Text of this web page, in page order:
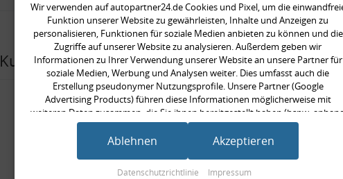
Kunden kauften auch
Wir verwenden auf autopartner24.de Cookies und Pixel, um die
Funktion unserer Website zu gewährleisten, Inhalte und Anzeigen zu
personalisieren, Funktionen für soziale Medien anbieten zu können und die
Zugriffe auf unserer Website zu analysieren. Außerdem geben wir
Informationen zu Ihrer Verwendung unserer Website an unsere Partner für
soziale Medien, Werbung und Analysen weiter. Dies umfasst auch die
Erstellung pseudonymer Nutzungsprofile. Unsere Partner (Google
Advertising Products) führen diese Informationen möglicherweise mit
weiteren Daten zusammen, die Sie ihnen bereitgestellt haben (bspw.
eines persönlichen Accounts) oder welche sie im Rahmen Ihrer Nutzung der
Dienste gesammelt haben (bspw. Nutzungsdaten anderer Geräte). Ihre
Einwilligung zur Nutzung von Cookies und Pixeln können Sie jederzeit
Datenschutzrichtlinie Impressum
Ablehnen Akzeptieren